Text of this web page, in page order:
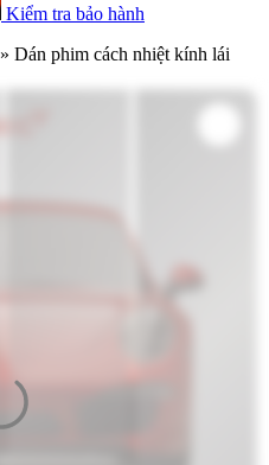
Kiểm tra bảo hành
» Dán phim cách nhiệt kính lái